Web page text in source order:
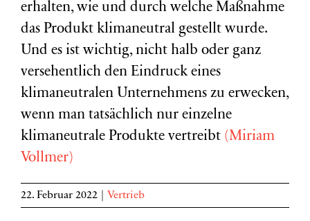
erhalten, wie und durch welche Maßnahme
das Produkt klimaneutral gestellt wurde.
Und es ist wichtig, nicht halb oder ganz
versehentlich den Eindruck eines
klimaneutralen Unternehmens zu erwecken,
wenn man tatsächlich nur einzelne
klimaneutrale Produkte vertreibt (Miriam
Vollmer)
22. Februar 2022 Vertrieb